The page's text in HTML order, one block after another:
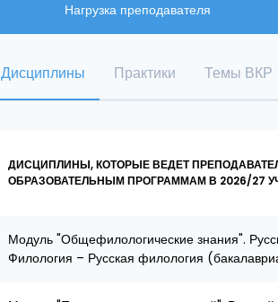
Нагрузка преподавателя
Дисциплины Практики Темы ВКР
ДИСЦИПЛИНЫ, КОТОРЫЕ ВЕДЕТ
ОБРАЗОВАТЕЛЬНЫМ ПРОГРАММАМ В 2026/27
Модуль "Общефилологические знания".
Филология – Русская филология